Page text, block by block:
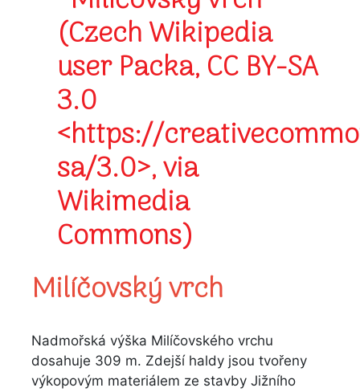
Milíčovskývrch
Nadmořská výška Milíčovského vrchu
dosahuje 309 m. Zdejší haldy jsou tvořeny
výkopovým materiálem ze stavby Jižního